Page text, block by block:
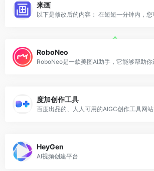
来画
RoboNeo
度加创作工具
百度出品的、人人可用的AIGC创作工具网站
HeyGen
AI视频创建平台